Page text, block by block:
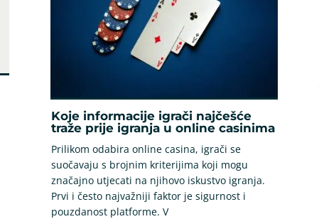
Koje informacije igrači najčešće
traže prije igranja u online casinima
Prilikom odabira online casina, igrači se
suočavaju s brojnim kriterijima koji mogu
značajno utjecati na njihovo iskustvo igranja.
Prvi i često najvažniji faktor je sigurnost i
pouzdanost platforme. V